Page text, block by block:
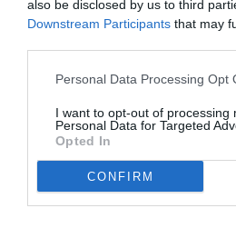
also be disclosed by us to third
Downstream Participants that may
Personal Data Processing Opt
I want to opt-out of processing
Personal Data for Targeted
Opted In
CONFIRM
080 885 33
IL NOSTRO
EMAIL
CHAT